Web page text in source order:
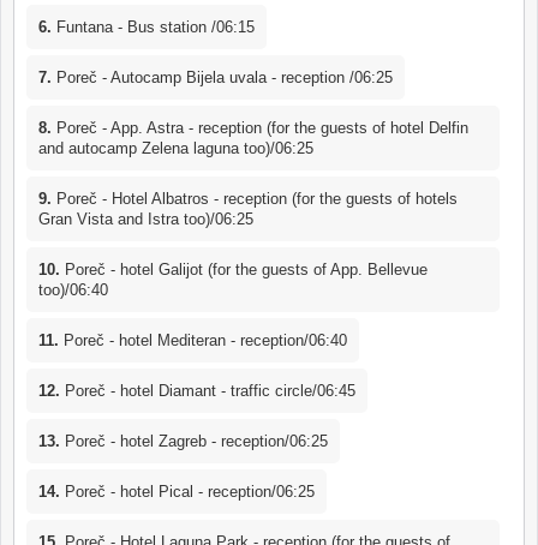
6. Funtana - Bus station /06:15
7. Poreč - Autocamp Bijela uvala - reception /06:25
8. Poreč - App. Astra - reception (for the guests of hotel Delfin
and autocamp Zelena laguna too)/06:25
9. Poreč - Hotel Albatros - reception (for the guests of hotels
Gran Vista and Istra too)/06:25
10. Poreč - hotel Galijot (for the guests of App. Bellevue
too)/06:40
11. Poreč - hotel Mediteran - reception/06:40
12. Poreč - hotel Diamant - traffic circle/06:45
13. Poreč - hotel Zagreb - reception/06:25
14. Poreč - hotel Pical - reception/06:25